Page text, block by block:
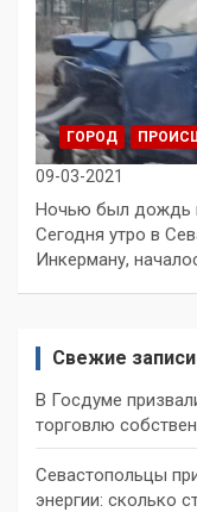
ГОРОД
09-03-2021
Ночью был дождь
Сегодня утро в
Инкерману,
Свежие записи
В Госдуме
торговлю
Севастопольцы
энергии: сколько